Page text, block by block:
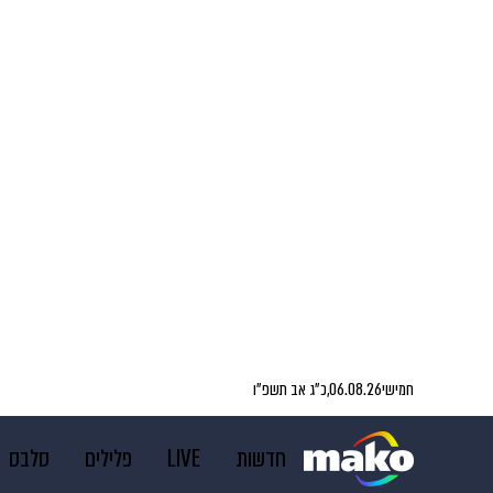
חמישי06.08.26,כ״ג אב תשפ״ו
חדשות LIVE פלילים סלבס